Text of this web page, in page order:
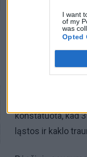
I want
of my
was
Opted
Mersedesas
konstatuota, kad
ląstos ir kaklo